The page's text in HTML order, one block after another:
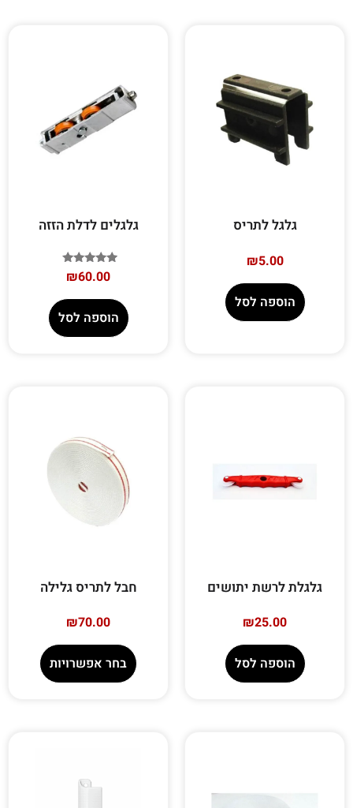
גלגל לתריס
₪5.00
הוספה לסל
גלגלים לדלת הזזה
דורג
5.00
₪60.00
הוספה לסל
גלגלת לרשת יתושים
₪25.00
הוספה לסל
חבל לתריס גלילה
₪70.00
בחר אפשרויות